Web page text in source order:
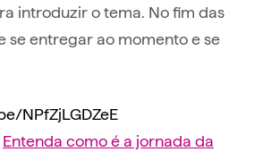
introduzir o tema. No fim das
se entregar ao momento e se
NPfZjLGDZeE
Entenda como é a jornada da